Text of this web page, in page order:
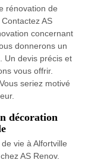
rénovation de
AS
concernant
donnerons un
Un devis précis et
vous offrir.
seriez motivé
décoration
vie à Alfortville
AS Renov.